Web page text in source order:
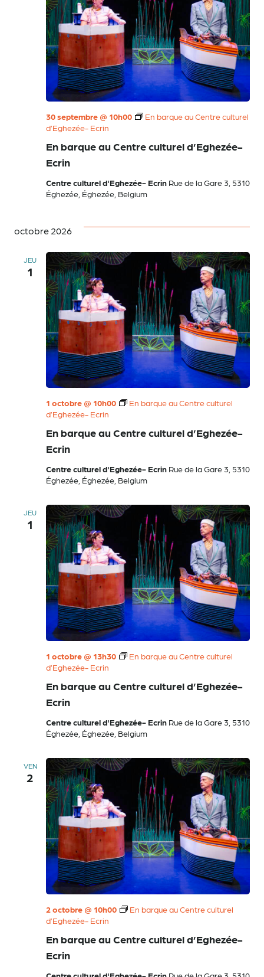
En barque au Centre culturel d’Eghezée-
Ecrin
30 septembre @ 10h00
En barque au Centre culturel
d’Eghezée- Ecrin
Centre culturel d'Eghezée- Ecrin Rue de la Gare 3, 5310
Éghezée, Éghezée, Belgium
octobre 2026
JEU
1
En barque au Centre culturel d’Eghezée-
Ecrin
1 octobre @ 10h00
En barque au Centre culturel
d’Eghezée- Ecrin
Centre culturel d'Eghezée- Ecrin Rue de la Gare 3, 5310
Éghezée, Éghezée, Belgium
JEU
1
En barque au Centre culturel d’Eghezée-
Ecrin
1 octobre @ 13h30
En barque au Centre culturel
d’Eghezée- Ecrin
Centre culturel d'Eghezée- Ecrin Rue de la Gare 3, 5310
Éghezée, Éghezée, Belgium
VEN
2
En barque au Centre culturel d’Eghezée-
Ecrin
2 octobre @ 10h00
En barque au Centre culturel
d’Eghezée- Ecrin
Centre culturel d'Eghezée- Ecrin Rue de la Gare 3, 5310